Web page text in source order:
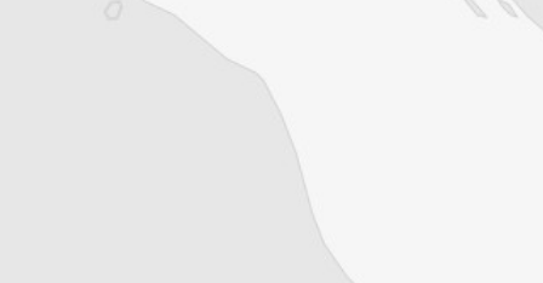
Correspondance particulière